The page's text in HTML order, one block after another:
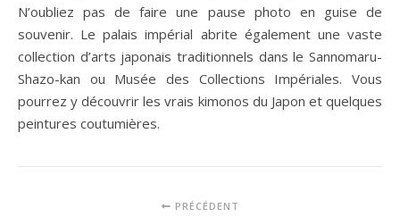
N’oubliez pas de faire une pause photo en guise de
souvenir. Le palais impérial abrite également une vaste
collection d’arts japonais traditionnels dans le Sannomaru-
Shazo-kan ou Musée des Collections Impériales. Vous
pourrez y découvrir les vrais kimonos du Japon et quelques
peintures coutumières.
PRÉCÉDENT